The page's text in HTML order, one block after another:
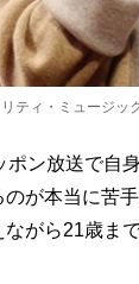
ティ・ミュージッ
ポン放送で自
が本当に苦
がら21歳ま